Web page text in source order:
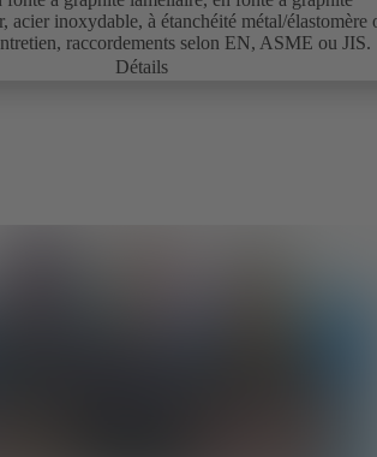
acier inoxydable, à étanchéité métal/élastomère
raccordements selon EN, ASME ou JIS.
Détails